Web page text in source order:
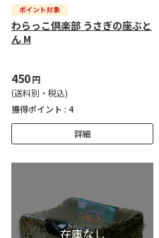
わらっこ倶楽部 うさぎの座ぶと
ん M
450円
(送料別・税込)
獲得ポイント : 4
詳細